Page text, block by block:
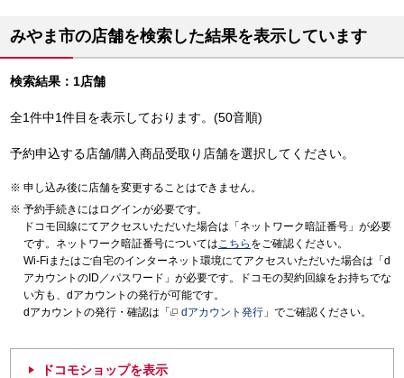
みやま市の店舗を検索した結果を表示しています
検索結果：1店舗
全1件中1件目を表示しております。(50音順)
予約申込する店舗/購入商品受取り店舗を選択してください。
申し込み後に店舗を変更することはできません。
予約手続きにはログインが必要です。
ドコモ回線にてアクセスいただいた場合は「ネットワーク暗証番号」が必要
です。ネットワーク暗証番号についてはこちら をご確認ください。
Wi-Fiまたはご自宅のインターネット環境にてアクセスいただいた場合は「d
アカウントのID／パスワード」が必要です。ドコモの契約回線をお持ちでな
い方も、dアカウントの発行が可能です。
dアカウントの発行・確認は「
dアカウント発行 」でご確認ください。
ドコモショップを表示